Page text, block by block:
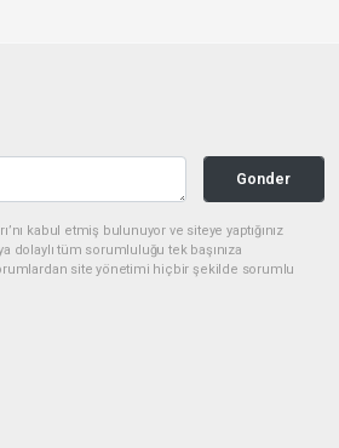
Gonder
kabul etmiş bulunuyor ve siteye yaptığınız
dolaylı tüm sorumluluğu tek başınıza
site yönetimi hiçbir şekilde sorumlu